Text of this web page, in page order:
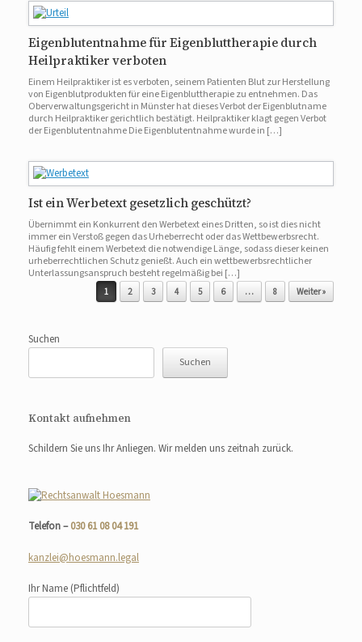
Eigenblutentnahme für Eigenbluttherapie durch
Heilpraktiker verboten
Einem Heilpraktiker ist es verboten, seinem Patienten Blut zur Herstellung
von Eigenblutprodukten für eine Eigenbluttherapie zu entnehmen. Das
Oberverwaltungsgericht in Münster hat dieses Verbot der Eigenblutname
durch Heilpraktiker gerichtlich bestätigt. Heilpraktiker klagt gegen Verbot
der Eigenblutentnahme Die Eigenblutentnahme wurde in […]
Ist ein Werbetext gesetzlich geschützt?
Übernimmt ein Konkurrent den Werbetext eines Dritten, so ist dies nicht
immer ein Verstoß gegen das Urheberrecht oder das Wettbewerbsrecht.
Häufig fehlt einem Werbetext die notwendige Länge, sodass dieser keinen
urheberrechtlichen Schutz genießt. Auch ein wettbewerbsrechtlicher
Unterlassungsanspruch besteht regelmäßig bei […]
Beitragsnavigation
1 2 3 4 5 6 … 8 Weiter »
Suchen
Suchen
Kontakt aufnehmen
Schildern Sie uns Ihr Anliegen. Wir melden uns zeitnah zurück.
Telefon –030 61 08 04 191
kanzlei@hoesmann.legal
Ihr Name (Pflichtfeld)